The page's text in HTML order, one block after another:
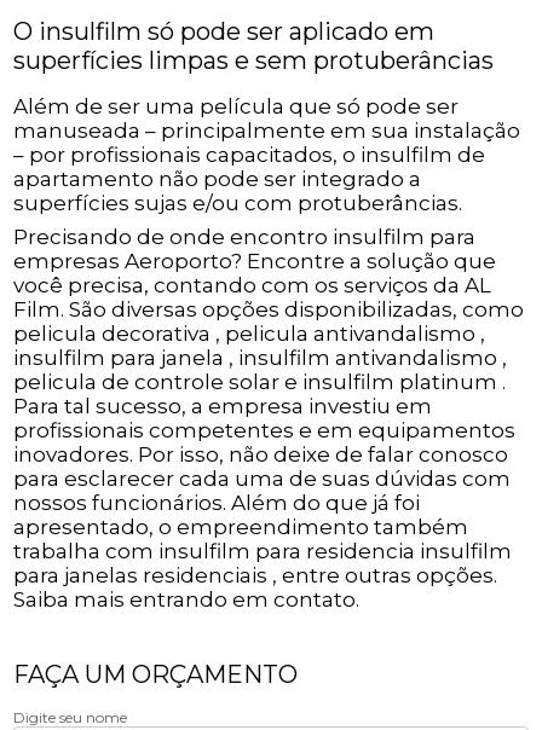
O insulfilm só pode ser aplicado em
superfícies limpas e sem protuberâncias
Além de ser uma película que só pode ser
manuseada – principalmente em sua instalação
– por profissionais capacitados, o insulfilm de
apartamento não pode ser integrado a
superfícies sujas e/ou com protuberâncias.
Precisando de onde encontro insulfilm para
empresas Aeroporto? Encontre a solução que
você precisa, contando com os serviços da AL
Film. São diversas opções disponibilizadas, como
pelicula decorativa , pelicula antivandalismo ,
insulfilm para janela , insulfilm antivandalismo ,
pelicula de controle solar e insulfilm platinum .
Para tal sucesso, a empresa investiu em
profissionais competentes e em equipamentos
inovadores. Por isso, não deixe de falar conosco
para esclarecer cada uma de suas dúvidas com
nossos funcionários. Além do que já foi
apresentado, o empreendimento também
trabalha com insulfilm para residencia insulfilm
para janelas residenciais , entre outras opções.
Saiba mais entrando em contato.
FAÇA UM ORÇAMENTO
Digite seu nome